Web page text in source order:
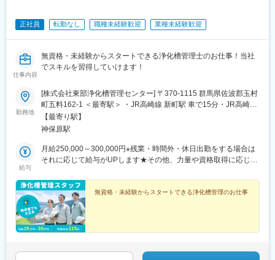
正社員 転勤なし 職種未経験歓迎 業種未経験歓迎
仕事内容
無資格・未経験からスタートできる浄化槽管理士のお仕事！当社
でスキルを習得していけます！
勤務地
[株式会社東部浄化槽管理センター] 〒370-1115 群馬県佐波郡玉村
町五料162-1 ＜最寄駅＞ ・JR高崎線 新町駅 車で15分・JR高崎線
神保原駅 車で17分
【最寄り駅】
神保原駅
給与
月給250,000～300,000円※残業・時間外・休日出勤をする場合は
それに応じて給与がUPします★その他、力量や資格取得に応じて
無資格・未経験からスタートできる浄化槽管理のお仕事